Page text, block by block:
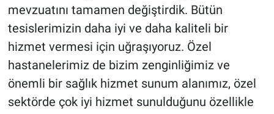
mevzuatını tamamen değiştirdik. Bütün
tesislerimizin daha iyi ve daha kaliteli bir
hizmet vermesi için uğraşıyoruz. Özel
hastanelerimiz de bizim zenginliğimiz ve
önemli bir sağlık hizmet sunum alanımız, özel
sektörde çok iyi hizmet sunulduğunu özellikle